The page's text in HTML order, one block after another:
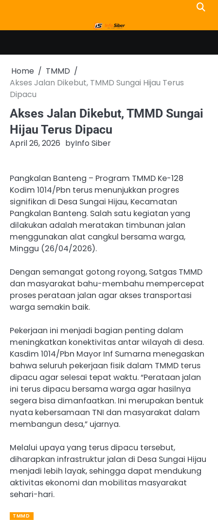
content
Home
TMMD
Akses Jalan Dikebut, TMMD Sungai Hijau Terus
Dipacu
Akses Jalan Dikebut, TMMD Sungai
Hijau Terus Dipacu
April 26, 2026 byInfo Siber
Pangkalan Banteng – Program TMMD Ke-128
Kodim 1014/Pbn terus menunjukkan progres
signifikan di Desa Sungai Hijau, Kecamatan
Pangkalan Banteng. Salah satu kegiatan yang
dilakukan adalah meratakan timbunan jalan
menggunakan alat cangkul bersama warga,
Minggu (26/04/2026).
Dengan semangat gotong royong, Satgas TMMD
dan masyarakat bahu-membahu mempercepat
proses perataan jalan agar akses transportasi
warga semakin baik.
Pekerjaan ini menjadi bagian penting dalam
meningkatkan konektivitas antar wilayah di desa.
Kasdim 1014/Pbn Mayor Inf Sumarna menegaskan
bahwa seluruh pekerjaan fisik dalam TMMD terus
dipacu agar selesai tepat waktu. “Perataan jalan
ini terus dipacu bersama warga agar hasilnya
segera bisa dimanfaatkan. Ini merupakan bentuk
nyata kebersamaan TNI dan masyarakat dalam
membangun desa,” ujarnya.
Melalui upaya yang terus dipacu tersebut,
diharapkan infrastruktur jalan di Desa Sungai Hijau
menjadi lebih layak, sehingga dapat mendukung
aktivitas ekonomi dan mobilitas masyarakat
sehari-hari.
TMMD